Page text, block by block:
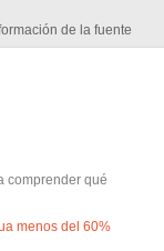
de la fuente
comprender qué
menos del 60%